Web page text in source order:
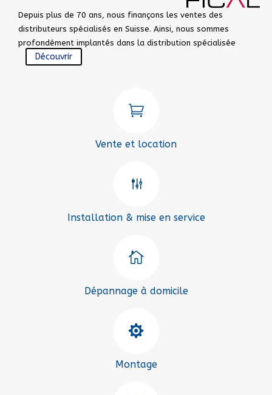
Depuis plus de 70 ans, nous finançons les ventes des
distributeurs spécialisés en Suisse. Ainsi, nous sommes
profondément implantés dans la distribution spécialisée
Découvrir

Vente et location
g
Installation & mise en service

Dépannage à domicile

Montage